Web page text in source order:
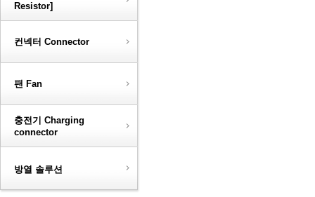
Resistor]
컨넥터 Connector
팬 Fan
충전기 Charging
connector
방열 솔루션